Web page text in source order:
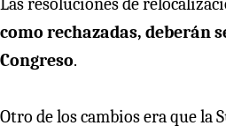
como rechazadas, deberán
Congreso.
Otro de los cambios era que la